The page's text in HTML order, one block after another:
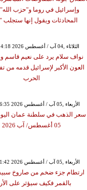
وإسرائيل في روما و"حزب الله"
المحادثات ويقول إنها ستجلب
GMT 14:18 2026 الثلاثاء ,04 آب / أغسطس
نواف سلام يرد على نعيم قاسم
العون الأكبر لإسرائيل قدمه من
الحرب
GMT 06:35 2026 الأربعاء ,05 آب / أغسطس
سعر الذهب في سلطنة عمان اليوم
05 أغسطس/ آب 2026
GMT 11:42 2026 الأربعاء ,05 آب / أغسطس
ارتطام جزء ضخم من صاروخ
بالقمر فكيف سيؤثر على